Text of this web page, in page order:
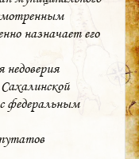
назначает его
федеральным